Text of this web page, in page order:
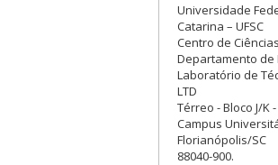
Universidade
Catarina – UFSC
Centro de
Departamento de
Laboratório de
LTD
Térreo - Bloco J/K
Campus
Florianópolis/SC
88040-900.